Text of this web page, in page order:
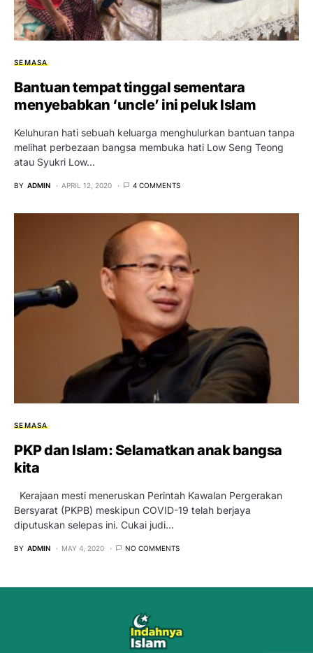
SEMASA
Bantuan tempat tinggal sementara
menyebabkan ‘uncle’ ini peluk Islam
Keluhuran hati sebuah keluarga menghulurkan bantuan tanpa
melihat perbezaan bangsa membuka hati Low Seng Teong
atau Syukri Low…
BY ADMIN APRIL 12, 2020 4 COMMENTS
SEMASA
PKP dan Islam: Selamatkan anak bangsa
kita
Kerajaan mesti meneruskan Perintah Kawalan Pergerakan
Bersyarat (PKPB) meskipun COVID-19 telah berjaya
diputuskan selepas ini. Cukai judi…
BY ADMIN MAY 4, 2020 NO COMMENTS